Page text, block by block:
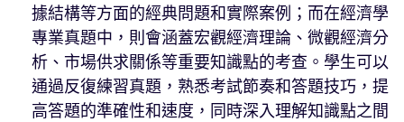
據結構等方面的經典問題和實際案例；而在經濟學
專業真題中，則會涵蓋宏觀經濟理論、微觀經濟分
析、市場供求關係等重要知識點的考查。學生可以
通過反復練習真題，熟悉考試節奏和答題技巧，提
高答題的準確性和速度，同時深入理解知識點之間